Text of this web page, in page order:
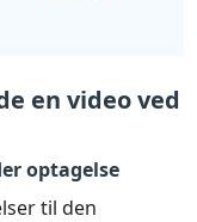
en video ved
optagelse
til den